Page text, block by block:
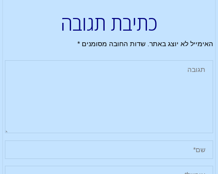
כתיבת תגובה
האימייל לא יוצג באתר. שדות החובה מסומנים*